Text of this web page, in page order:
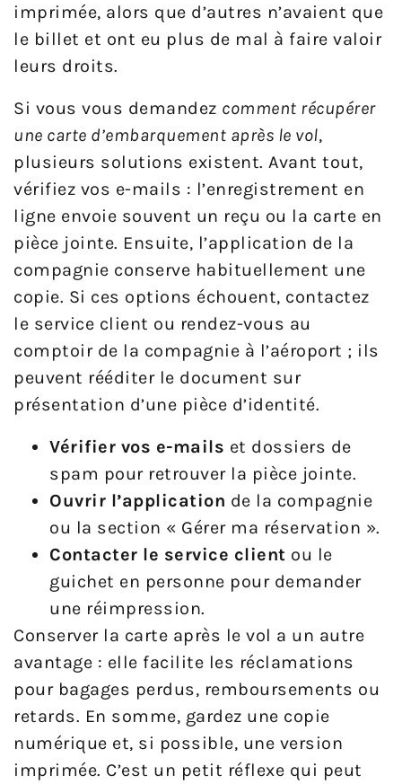
imprimée, alors que d’autres n’avaient que
le billet et ont eu plus de mal à faire valoir
leurs droits.
Si vous vous demandez comment récupérer
une carte d’embarquement après le vol,
plusieurs solutions existent. Avant tout,
vérifiez vos e-mails : l’enregistrement en
ligne envoie souvent un reçu ou la carte en
pièce jointe. Ensuite, l’application de la
compagnie conserve habituellement une
copie. Si ces options échouent, contactez
le service client ou rendez-vous au
comptoir de la compagnie à l’aéroport ; ils
peuvent rééditer le document sur
présentation d’une pièce d’identité.
Vérifier vos e-mails et dossiers de
spam pour retrouver la pièce jointe.
Ouvrir l’application de la compagnie
ou la section « Gérer ma réservation ».
Contacter le service client ou le
guichet en personne pour demander
une réimpression.
Conserver la carte après le vol a un autre
avantage : elle facilite les réclamations
pour bagages perdus, remboursements ou
retards. En somme, gardez une copie
numérique et, si possible, une version
imprimée. C’est un petit réflexe qui peut